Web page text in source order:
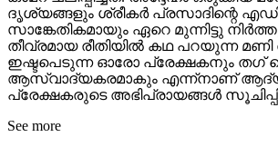
ദൃശ്യങ്ങളും ശ്രീകർ പ്രസാദിന്റെ
സാങ്കേതികമായും ഏറെ മുന്നിട്ടു
തീവ്രമായ രീതിയിൽ കഥ പറയുന്ന
ഇഷ്ടപെടുന്ന ഓരോ പ്രേക്ഷകനും
ആസ്വാദ്യകരമാകും എന്ന്നാണ്
പ്രേക്ഷകരുടെ അഭിപ്രായങ്ങൾ
See more